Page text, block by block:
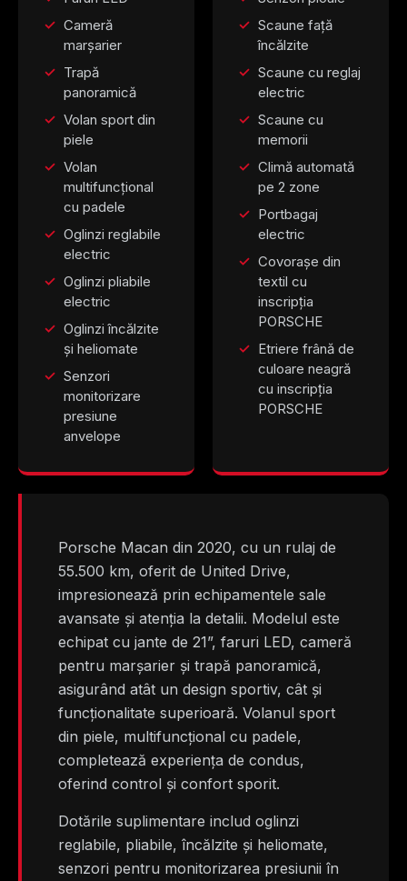
Cameră
marșarier
Trapă
panoramică
Volan sport din
piele
Volan
multifuncțional
cu padele
Oglinzi reglabile
electric
Oglinzi pliabile
electric
Oglinzi încălzite
și heliomate
Senzori
monitorizare
presiune
anvelope
Scaune față
încălzite
Scaune cu reglaj
electric
Scaune cu
memorii
Climă automată
pe 2 zone
Portbagaj
electric
Covorașe din
textil cu
inscripția
PORSCHE
Etriere frână de
culoare neagră
cu inscripția
PORSCHE
Porsche Macan din 2020, cu un rulaj de
55.500 km, oferit de United Drive,
impresionează prin echipamentele sale
avansate și atenția la detalii. Modelul este
echipat cu jante de 21”, faruri LED, cameră
pentru marșarier și trapă panoramică,
asigurând atât un design sportiv, cât și
funcționalitate superioară. Volanul sport
din piele, multifuncțional cu padele,
completează experiența de condus,
oferind control și confort sporit.
Dotările suplimentare includ oglinzi
reglabile, pliabile, încălzite și heliomate,
senzori pentru monitorizarea presiunii în